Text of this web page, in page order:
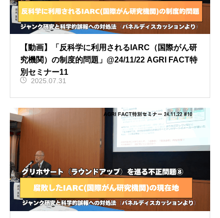
【動画】「反科学に利用されるIARC（国際がん研
究機関）の制度的問題」@24/11/22 AGRI FACT特
別セミナー11
2025.07.31